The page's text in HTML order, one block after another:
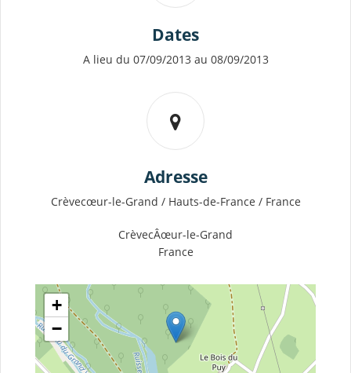
Dates
A lieu du 07/09/2013 au 08/09/2013
Adresse
Crèvecœur-le-Grand / Hauts-de-France / France
CrèvecÂœur-le-Grand
France
+
−